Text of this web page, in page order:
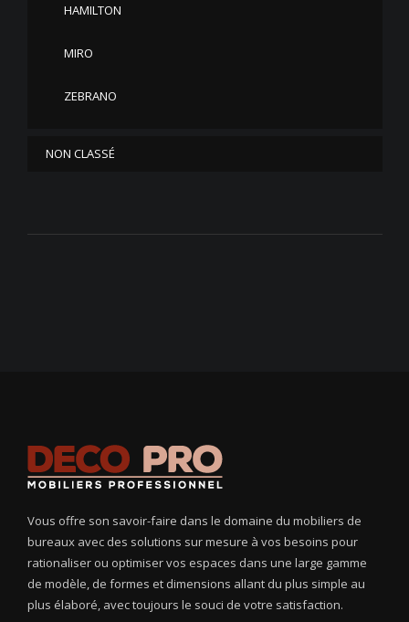
HAMILTON
MIRO
ZEBRANO
NON CLASSÉ
Vous offre son savoir-faire dans le domaine du mobiliers de
bureaux avec des solutions sur mesure à vos besoins pour
rationaliser ou optimiser vos espaces dans une large gamme
de modèle, de formes et dimensions allant du plus simple au
plus élaboré, avec toujours le souci de votre satisfaction.